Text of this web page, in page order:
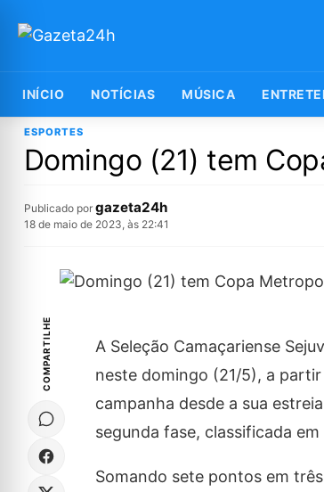
INÍCIO NOTÍCIAS MÚSICA
ESPORTES
Domingo (21) tem
Publicado por gazeta24h
18 de maio de 2023, às 22:41
COMPARTILHE
A Seleção Camaçariense
neste domingo (21/5), a
campanha desde a sua
segunda fase, classificada
Somando sete pontos em